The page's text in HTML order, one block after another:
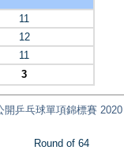
11
12
11
3
開乒乓球單項錦標賽 2020
Round of 64